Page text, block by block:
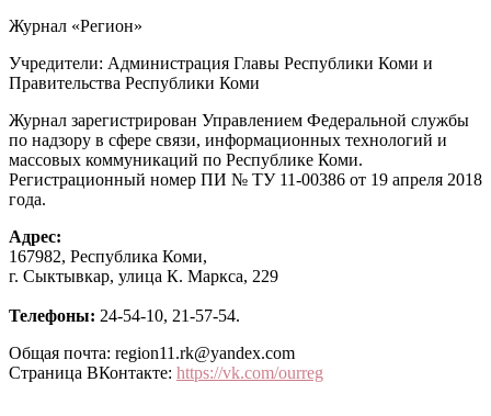
Журнал «Регион»
Учредители: Администрация Главы Республики Коми и
Правительства Республики Коми
Журнал зарегистрирован Управлением Федеральной службы
по надзору в сфере связи, информационных технологий и
массовых коммуникаций по Республике Коми.
Регистрационный номер ПИ № ТУ 11-00386 от 19 апреля 2018
года.
Адрес:
167982, Республика Коми,
г. Сыктывкар, улица К. Маркса, 229
Телефоны: 24-54-10, 21-57-54.
Общая почта: region11.rk@yandex.com
Страница ВКонтакте: https://vk.com/ourreg